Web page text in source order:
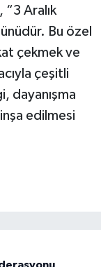
“3 Aralık
Bu özel
çekmek ve
çeşitli
dayanışma
edilmesi